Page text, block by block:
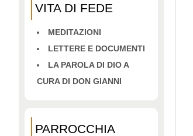
VITA DI FEDE
MEDITAZIONI
LETTERE E DOCUMENTI
LA PAROLA DI DIO A
CURA DI DON GIANNI
PARROCCHIA